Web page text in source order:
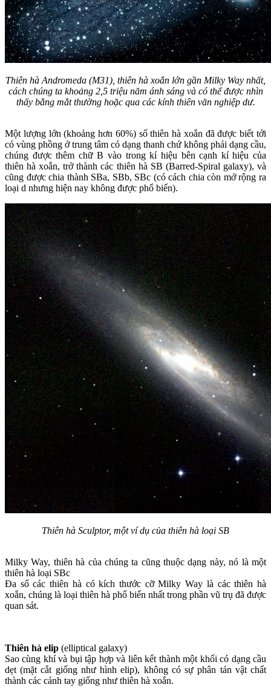
Thiên hà Andromeda (M31), thiên hà xoắn lớn gần Milky Way nhất,
cách chúng ta khoảng 2,5 triệu năm ánh sáng và có thể được nhìn
thấy bằng mắt thường hoặc qua các kính thiên văn nghiệp dư.
Một lượng lớn (khoảng hơn 60%) số thiên hà xoắn đã được biết tới
có vùng phồng ở trung tâm có dạng thanh chứ không phải dạng cầu,
chúng được thêm chữ B vào trong kí hiệu bên cạnh kí hiệu của
thiên hà xoắn, trở thành các thiên hà SB (Barred-Spiral galaxy), và
cũng được chia thành SBa, SBb, SBc (có cách chia còn mở rộng ra
loại d nhưng hiện nay không được phổ biến).
Thiên hà Sculptor, một ví dụ của thiên hà loại SB
Milky Way, thiên hà của chúng ta cũng thuộc dạng này, nó là một
thiên hà loại SBc
Đa số các thiên hà có kích thước cỡ Milky Way là các thiên hà
xoắn, chúng là loại thiên hà phổ biến nhất trong phần vũ trụ đã được
quan sát.
Thiên hà elip (elliptical galaxy)
Sao cùng khí và bụi tập hợp và liên kết thành một khối có dạng cầu
dẹt (mặt cắt giống như hình elip), không có sự phân tán vật chất
thành các cánh tay giống như thiên hà xoắn.